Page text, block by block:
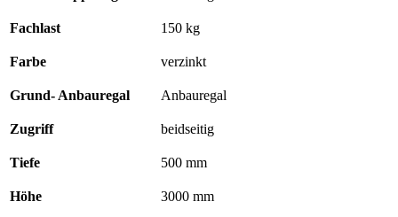
Fachlast 150 kg
Farbe verzinkt
Grund- Anbauregal Anbauregal
Zugriff beidseitig
Tiefe 500 mm
Höhe 3000 mm